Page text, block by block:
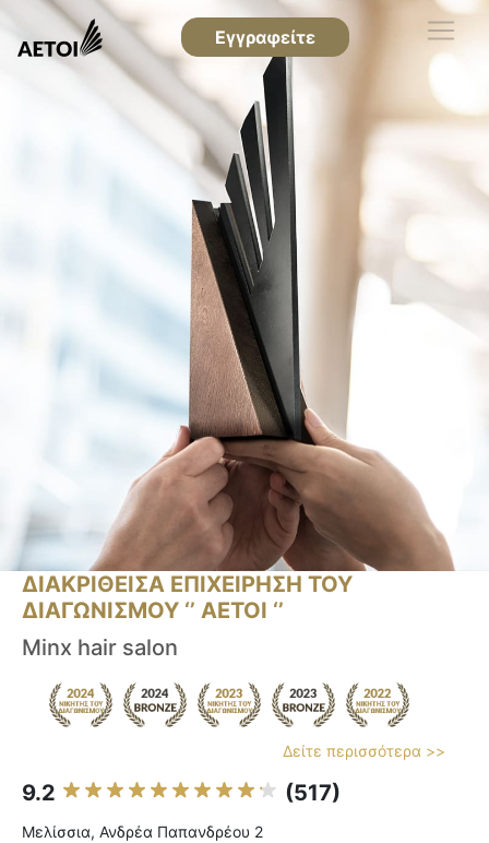
Εγγραφείτε
ΔΙΑΚΡΙΘΕΙΣΑ ΕΠΙΧΕΙΡΗΣΗ ΤΟΥ
ΔΙΑΓΩΝΙΣΜΟΥ ‘’ ΑΕΤΟΙ ‘’
Minx hair salon
Δείτε περισσότερα >>
9.2 (517)
Μελίσσια, Ανδρέα Παπανδρέου 2